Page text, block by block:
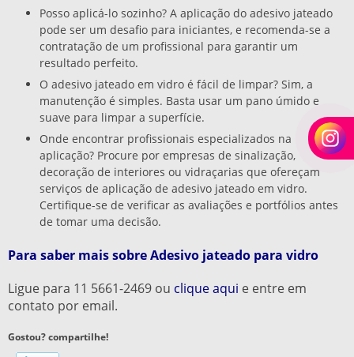
Posso aplicá-lo sozinho? A aplicação do adesivo jateado
pode ser um desafio para iniciantes, e recomenda-se a
contratação de um profissional para garantir um
resultado perfeito.
O adesivo jateado em vidro é fácil de limpar? Sim, a
manutenção é simples. Basta usar um pano úmido e
suave para limpar a superfície.
Onde encontrar profissionais especializados na
aplicação? Procure por empresas de sinalização,
decoração de interiores ou vidraçarias que ofereçam
serviços de aplicação de adesivo jateado em vidro.
Certifique-se de verificar as avaliações e portfólios antes
de tomar uma decisão.
Para saber mais sobre Adesivo jateado para vidro
Ligue para 11 5661-2469 ou clique aqui e entre em
contato por email.
Gostou? compartilhe!